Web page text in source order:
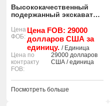
Высококачественный
подержанный экскаватор
остаточными рабочими
характеристиками.
Цена
ФОБ:
Цена FOB: 29000
долларов США за
единицу. / Единица
Цена по
контракту
FOB:
29000 долларов
США / единица
Посмотреть больше